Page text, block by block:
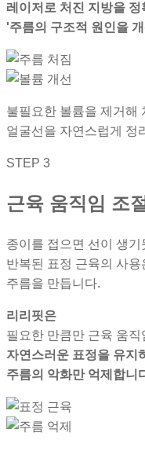
레이저로 처진 지방을 정
'주름의 구조적 원인을
불필요한 볼륨을 제거해
얼굴선을 자연스럽게 정
STEP 3
근육 움직임 조
종이를 접으면 선이 생기
반복된 표정 근육의 사용
주름을 만듭니다.
리리핏은
필요한 만큼만 근육 움직
자연스러운 표정을 유지
주름의 악화만 억제합니